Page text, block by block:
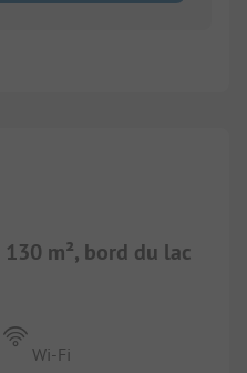
m², bord du lac
Wi-Fi